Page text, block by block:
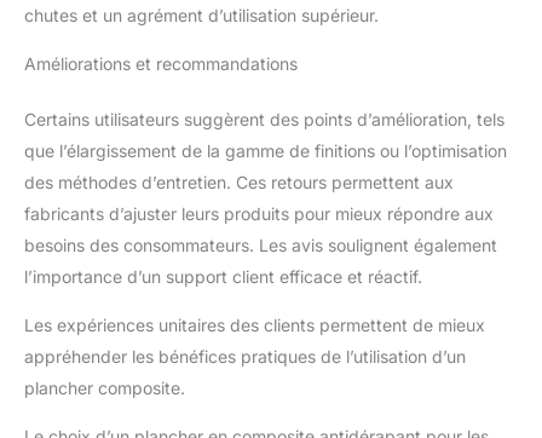
chutes et un agrément d’utilisation supérieur.
Améliorations et recommandations
Certains utilisateurs suggèrent des points d’amélioration, tels
que l’élargissement de la gamme de finitions ou l’optimisation
des méthodes d’entretien. Ces retours permettent aux
fabricants d’ajuster leurs produits pour mieux répondre aux
besoins des consommateurs. Les avis soulignent également
l’importance d’un support client efficace et réactif.
Les expériences unitaires des clients permettent de mieux
appréhender les bénéfices pratiques de l’utilisation d’un
plancher composite.